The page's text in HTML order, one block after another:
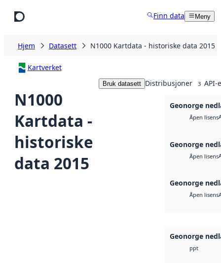
Finn data Meny
Hjem Datasett N1000 Kartdata - historiske data 2015
Kartverket
N1000
Kartdata -
historiske
data 2015
Bruk datasett Distribusjoner 3 API-
Geonorge
Åpen lisens
Geonorge
Åpen lisens
Geonorge
Åpen lisens
Geonorge
ppt